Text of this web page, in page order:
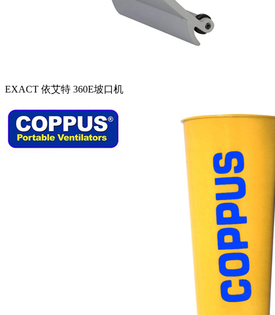
EXACT 依艾特 360E坡口机